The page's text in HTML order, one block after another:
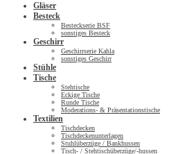
Gläser
Besteck
Besteckserie BSF
sonstiges Besteck
Geschirr
Geschirrserie Kahla
sonstiges Geschirr
Stühle
Tische
Stehtische
Eckige Tische
Runde Tische
Moderations- & Präsentationstische
Textilien
Tischdecken
Tischdeckenunterlagen
Stuhlüberzüge / Bankhussen
Tisch- / Stehtischüberzüge/-hussen